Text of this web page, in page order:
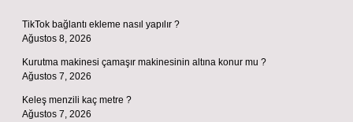
TikTok bağlantı ekleme nasıl yapılır ?
Ağustos 8, 2026
Kurutma makinesi çamaşır makinesinin altına konur mu ?
Ağustos 7, 2026
Keleş menzili kaç metre ?
Ağustos 7, 2026